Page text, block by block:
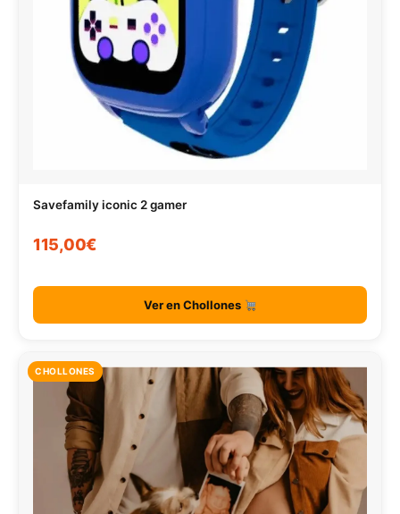
Savefamily iconic 2 gamer
115,00€
Ver en Chollones
CHOLLONES